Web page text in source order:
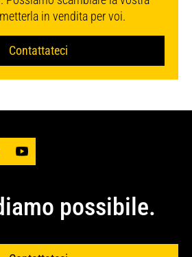
in vendita per voi.
Contattateci
possibile.